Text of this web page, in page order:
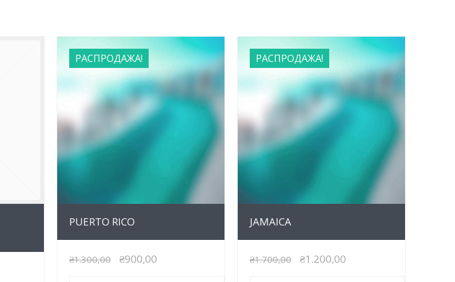
РАСПРОДАЖА!
PUERTO RICO
₴1.300,00 ₴900,00
РАСПРОДАЖА!
JAMAICA
₴1.700,00 ₴1.200,00